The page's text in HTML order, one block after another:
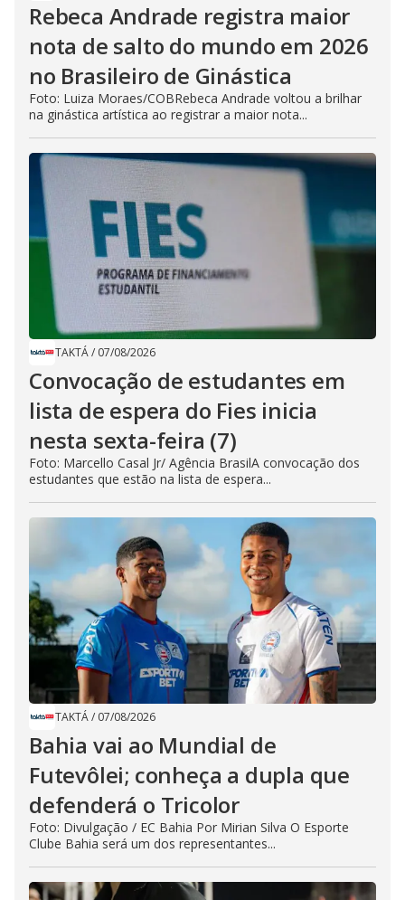
Rebeca Andrade registra maior
nota de salto do mundo em 2026
no Brasileiro de Ginástica
Foto: Luiza Moraes/COBRebeca Andrade voltou a brilhar
na ginástica artística ao registrar a maior nota...
TAKTÁ/ 07/08/2026
Convocação de estudantes em
lista de espera do Fies inicia
nesta sexta-feira (7)
Foto: Marcello Casal Jr/ Agência BrasilA convocação dos
estudantes que estão na lista de espera...
TAKTÁ/ 07/08/2026
Bahia vai ao Mundial de
Futevôlei; conheça a dupla que
defenderá o Tricolor
Foto: Divulgação / EC Bahia Por Mirian Silva O Esporte
Clube Bahia será um dos representantes...